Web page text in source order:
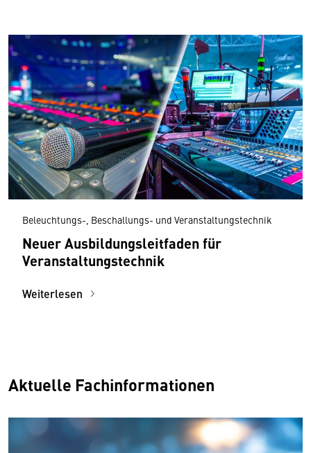
Beleuchtungs-, Beschallungs- und Veranstaltungstechnik
Neuer Ausbildungs­leitfaden für
Veranstaltungstechnik
Weiterlesen
Aktuelle Fachinformationen